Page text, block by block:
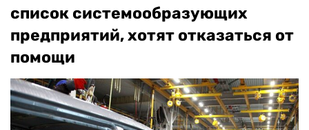
список системообразующих
предприятий, хотят отказаться от
помощи